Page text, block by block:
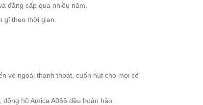
đẳng cấp qua nhiều năm.
gỉ theo thời gian.
vẻ ngoài thanh thoát, cuốn hút cho mọi cô
hồ Amica A066 đều hoàn hảo.